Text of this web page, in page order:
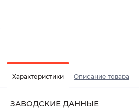
Характеристики Описание товара
ЗАВОДСКИЕ ДАННЫЕ